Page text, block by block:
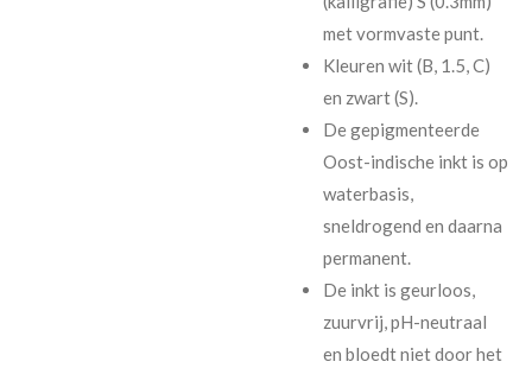
met vormvaste punt.
Kleuren wit (B, 1.5, C)
en zwart (S).
De gepigmenteerde
Oost-indische inkt is op
waterbasis,
sneldrogend en daarna
permanent.
De inkt is geurloos,
zuurvrij, pH-neutraal
en bloedt niet door het